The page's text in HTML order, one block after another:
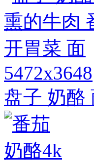
5472x3648
盘子 奶酪